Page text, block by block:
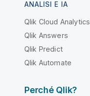
ANALISI E IA
Qlik Cloud Analytics
Qlik Answers
Qlik Predict
Qlik Automate
Perché Qlik?